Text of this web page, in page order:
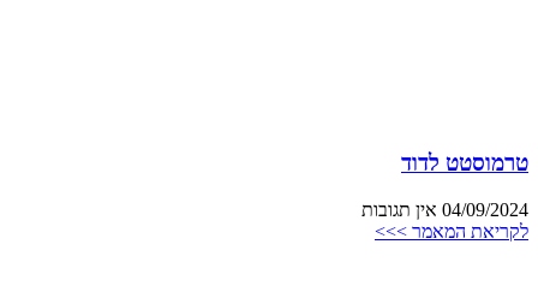
טרמוסטט לדוד
04/09/2024 אין תגובות
לקריאת המאמר >>>